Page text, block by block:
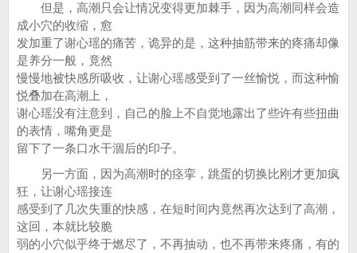
但是，高潮只会让情况变得更加棘手，因为高潮同样会造
成小穴的收缩，愈
发加重了谢心瑶的痛苦，诡异的是，这种抽筋带来的疼痛却像
是养分一般，竟然
慢慢地被快感所吸收，让谢心瑶感受到了一丝愉悦，而这种愉
悦叠加在高潮上，
谢心瑶没有注意到，自己的脸上不自觉地露出了些许有些扭曲
的表情，嘴角更是
留下了一条口水干涸后的印子。
另一方面，因为高潮时的痉挛，跳蛋的切换比刚才更加疯
狂，让谢心瑶接连
感受到了几次失重的快感，在短时间内竟然再次达到了高潮，
这回，本就比较脆
弱的小穴似乎终于燃尽了，不再抽动，也不再带来疼痛，有的